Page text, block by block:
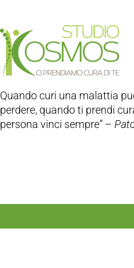
Quando curi una malattia
perdere, quando ti prendi
persona vinci sempre” –